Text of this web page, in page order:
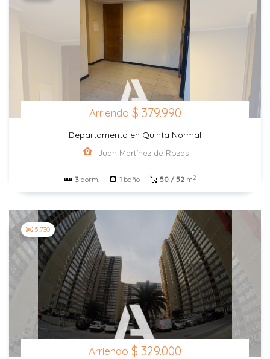
Arriendo $ 379.990
Departamento en Quinta Normal
Juan Martínez de Rozas
3 dorm. 1 baño 50 / 52 m2
5.730
Arriendo $ 329.000